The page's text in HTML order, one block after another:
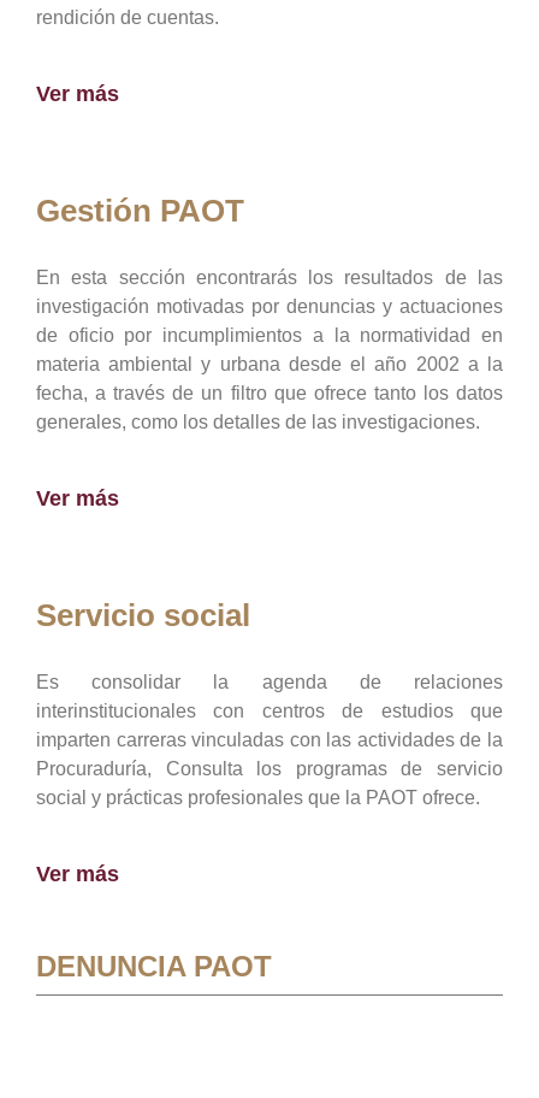
rendición de cuentas.
Ver más
Gestión PAOT
En esta sección encontrarás los resultados de las
investigación motivadas por denuncias y actuaciones
de oficio por incumplimientos a la normatividad en
materia ambiental y urbana desde el año 2002 a la
fecha, a través de un filtro que ofrece tanto los datos
generales, como los detalles de las investigaciones.
Ver más
Servicio social
Es consolidar la agenda de relaciones
interinstitucionales con centros de estudios que
imparten carreras vinculadas con las actividades de la
Procuraduría, Consulta los programas de servicio
social y prácticas profesionales que la PAOT ofrece.
Ver más
DENUNCIA PAOT